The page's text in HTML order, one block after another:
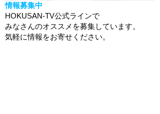
情報募集中
HOKUSAN-TV公式ラインで
みなさんのオススメを募集しています。
​気軽に情報をお寄せください。